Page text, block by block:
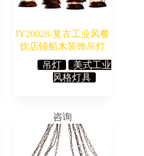
JY20028-复古工业风餐
饮店铺船木装饰吊灯
吊灯
美式工业
风格灯具
咨询